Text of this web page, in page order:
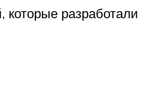
разработали